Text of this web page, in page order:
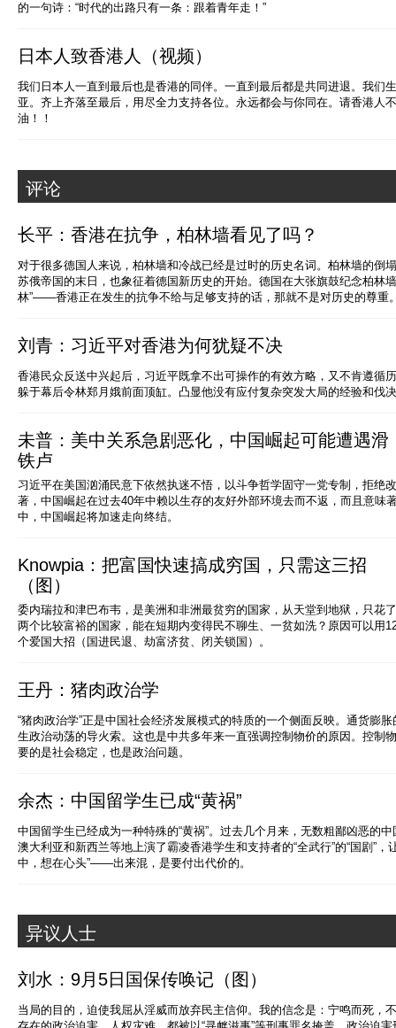
的一句诗：“时代的出路只有一条：跟着青年走！”
日本人致香港人（视频）
我们日本人一直到最后也是香港的同伴。一直到最后都是共同进退。我们
亚。齐上齐落至最后，用尽全力支持各位。永远都会与你同在。请香港人
油！！
评论
长平：香港在抗争，柏林墙看见了吗？
对于很多德国人来说，柏林墙和冷战已经是过时的历史名词。柏林墙的倒
苏俄帝国的末日，也象征着德国新历史的开始。德国在大张旗鼓纪念柏林
林”——香港正在发生的抗争不给与足够支持的话，那就不是对历史的尊重
刘青：习近平对香港为何犹疑不决
香港民众反送中兴起后，习近平既拿不出可操作的有效方略，又不肯遵循
躲于幕后令林郑月娥前面顶缸。凸显他没有应付复杂突发大局的经验和伐
未普：美中关系急剧恶化，中国崛起可能遭遇滑
铁卢
习近平在美国汹涌民意下依然执迷不悟，以斗争哲学固守一党专制，拒绝
著，中国崛起在过去40年中赖以生存的友好外部环境去而不返，而且意味
中，中国崛起将加速走向终结。
Knowpia：把富国快速搞成穷国，只需这三招
（图）
委内瑞拉和津巴布韦，是美洲和非洲最贫穷的国家，从天堂到地狱，只花
两个比较富裕的国家，能在短期内变得民不聊生、一贫如洗？原因可以用
个爱国大招（国进民退、劫富济贫、闭关锁国）。
王丹：猪肉政治学
“猪肉政治学”正是中国社会经济发展模式的特质的一个侧面反映。通货膨
生政治动荡的导火索。这也是中共多年来一直强调控制物价的原因。控制
要的是社会稳定，也是政治问题。
余杰：中国留学生已成“黄祸”
中国留学生已经成为一种特殊的“黄祸”。过去几个月来，无数粗鄙凶恶的
澳大利亚和新西兰等地上演了霸凌香港学生和支持者的“全武行”的“国剧”，
中，想在心头”——出来混，是要付出代价的。
异议人士
刘水：9月5日国保传唤记（图）
当局的目的，迫使我屈从淫威而放弃民主信仰。我的信念是：宁鸣而死，